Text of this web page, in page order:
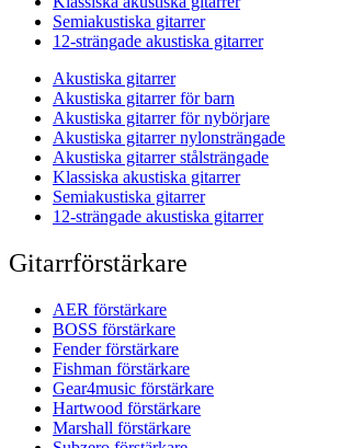
Semiakustiska gitarrer
12-strängade akustiska gitarrer
Akustiska gitarrer
Akustiska gitarrer för barn
Akustiska gitarrer för nybörjare
Akustiska gitarrer nylonsträngade
Akustiska gitarrer stålsträngade
Klassiska akustiska gitarrer
Semiakustiska gitarrer
12-strängade akustiska gitarrer
Gitarrförstärkare
AER förstärkare
BOSS förstärkare
Fender förstärkare
Fishman förstärkare
Gear4music förstärkare
Hartwood förstärkare
Marshall förstärkare